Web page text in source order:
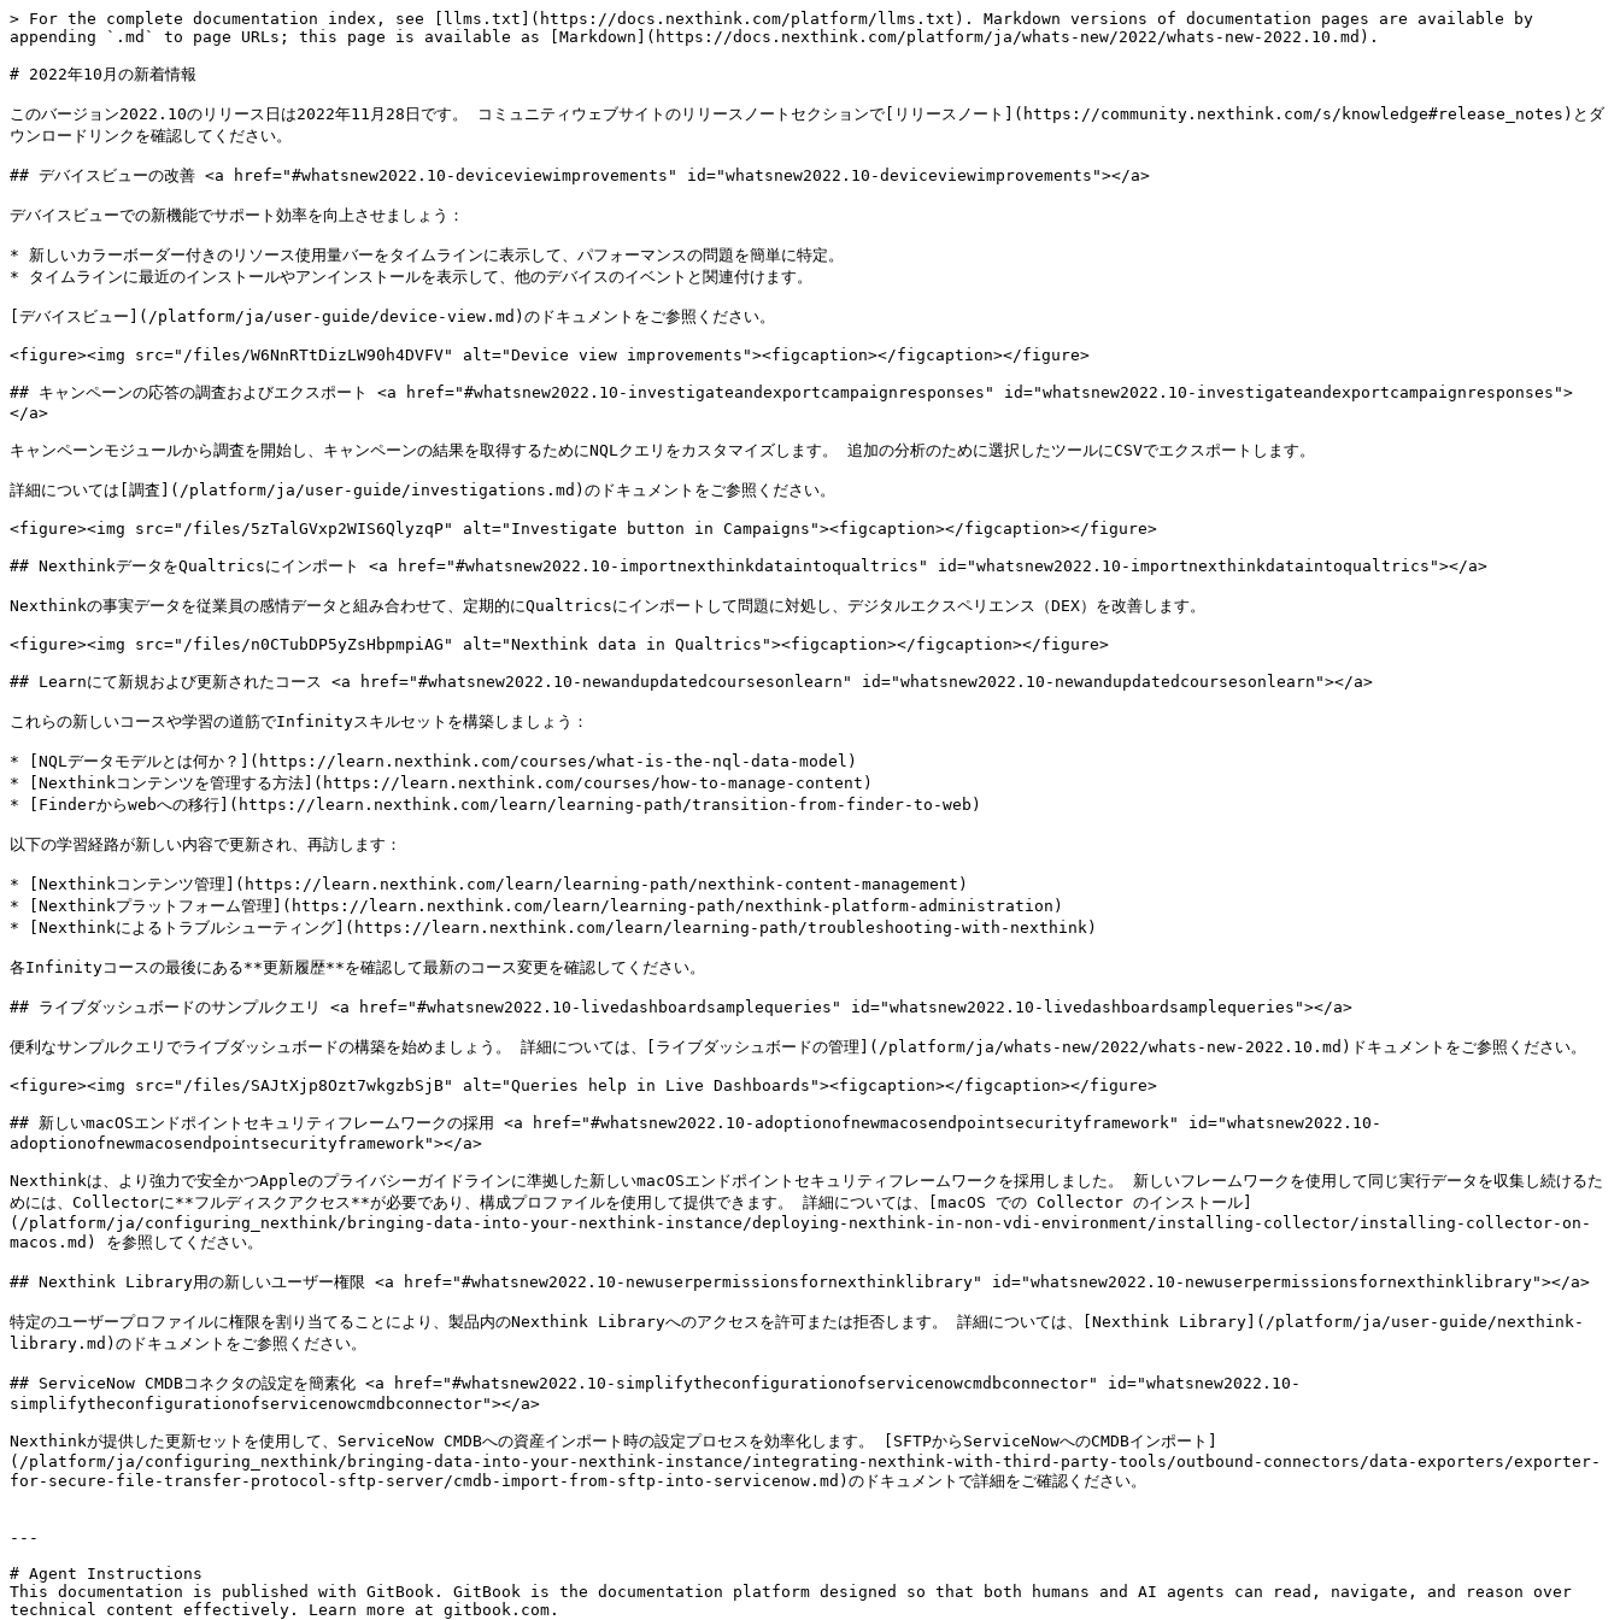
> For the complete documentation index, see [llms.txt](https://docs.nexthink.com/platform/llms.txt). Markdown versions of documentation pages are available by
appending `.md` to page URLs; this page is available as [Markdown](https://docs.nexthink.com/platform/ja/whats-new/2022/whats-new-2022.10.md).
# 2022年10月の新着情報
このバージョン2022.10のリリース日は2022年11月28日です。 コミュニティウェブサイトのリリースノートセクションで[リリースノート](https://community.nexthink.com/s/knowledge#release_notes)とダ
ウンロードリンクを確認してください。
## デバイスビューの改善 <a href="#whatsnew2022.10-deviceviewimprovements" id="whatsnew2022.10-deviceviewimprovements"></a>
デバイスビューでの新機能でサポート効率を向上させましょう：
* 新しいカラーボーダー付きのリソース使用量バーをタイムラインに表示して、パフォーマンスの問題を簡単に特定。
* タイムラインに最近のインストールやアンインストールを表示して、他のデバイスのイベントと関連付けます。
[デバイスビュー](/platform/ja/user-guide/device-view.md)のドキュメントをご参照ください。
<figure><img src="/files/W6NnRTtDizLW90h4DVFV" alt="Device view improvements"><figcaption></figcaption></figure>
## キャンペーンの応答の調査およびエクスポート <a href="#whatsnew2022.10-investigateandexportcampaignresponses" id="whatsnew2022.10-investigateandexportcampaignresponses">
</a>
キャンペーンモジュールから調査を開始し、キャンペーンの結果を取得するためにNQLクエリをカスタマイズします。 追加の分析のために選択したツールにCSVでエクスポートします。
詳細については[調査](/platform/ja/user-guide/investigations.md)のドキュメントをご参照ください。
<figure><img src="/files/5zTalGVxp2WIS6QlyzqP" alt="Investigate button in Campaigns"><figcaption></figcaption></figure>
## NexthinkデータをQualtricsにインポート <a href="#whatsnew2022.10-importnexthinkdataintoqualtrics" id="whatsnew2022.10-importnexthinkdataintoqualtrics"></a>
Nexthinkの事実データを従業員の感情データと組み合わせて、定期的にQualtricsにインポートして問題に対処し、デジタルエクスペリエンス（DEX）を改善します。
<figure><img src="/files/n0CTubDP5yZsHbpmpiAG" alt="Nexthink data in Qualtrics"><figcaption></figcaption></figure>
## Learnにて新規および更新されたコース <a href="#whatsnew2022.10-newandupdatedcoursesonlearn" id="whatsnew2022.10-newandupdatedcoursesonlearn"></a>
これらの新しいコースや学習の道筋でInfinityスキルセットを構築しましょう：
* [NQLデータモデルとは何か？](https://learn.nexthink.com/courses/what-is-the-nql-data-model)
* [Nexthinkコンテンツを管理する方法](https://learn.nexthink.com/courses/how-to-manage-content)
* [Finderからwebへの移行](https://learn.nexthink.com/learn/learning-path/transition-from-finder-to-web)
以下の学習経路が新しい内容で更新され、再訪します：
* [Nexthinkコンテンツ管理](https://learn.nexthink.com/learn/learning-path/nexthink-content-management)
* [Nexthinkプラットフォーム管理](https://learn.nexthink.com/learn/learning-path/nexthink-platform-administration)
* [Nexthinkによるトラブルシューティング](https://learn.nexthink.com/learn/learning-path/troubleshooting-with-nexthink)
各Infinityコースの最後にある**更新履歴**を確認して最新のコース変更を確認してください。
## ライブダッシュボードのサンプルクエリ <a href="#whatsnew2022.10-livedashboardsamplequeries" id="whatsnew2022.10-livedashboardsamplequeries"></a>
便利なサンプルクエリでライブダッシュボードの構築を始めましょう。 詳細については、[ライブダッシュボードの管理](/platform/ja/whats-new/2022/whats-new-2022.10.md)ドキュメントをご参照ください。
<figure><img src="/files/SAJtXjp8Ozt7wkgzbSjB" alt="Queries help in Live Dashboards"><figcaption></figcaption></figure>
## 新しいmacOSエンドポイントセキュリティフレームワークの採用 <a href="#whatsnew2022.10-adoptionofnewmacosendpointsecurityframework" id="whatsnew2022.10-
adoptionofnewmacosendpointsecurityframework"></a>
Nexthinkは、より強力で安全かつAppleのプライバシーガイドラインに準拠した新しいmacOSエンドポイントセキュリティフレームワークを採用しました。 新しいフレームワークを使用して同じ実行データを収集し続けるた
めには、Collectorに**フルディスクアクセス**が必要であり、構成プロファイルを使用して提供できます。 詳細については、[macOS での Collector のインストール]
(/platform/ja/configuring_nexthink/bringing-data-into-your-nexthink-instance/deploying-nexthink-in-non-vdi-environment/installing-collector/installing-collector-on-
macos.md) を参照してください。
## Nexthink Library用の新しいユーザー権限 <a href="#whatsnew2022.10-newuserpermissionsfornexthinklibrary" id="whatsnew2022.10-newuserpermissionsfornexthinklibrary"></a>
特定のユーザープロファイルに権限を割り当てることにより、製品内のNexthink Libraryへのアクセスを許可または拒否します。 詳細については、[Nexthink Library](/platform/ja/user-guide/nexthink-
library.md)のドキュメントをご参照ください。
## ServiceNow CMDBコネクタの設定を簡素化 <a href="#whatsnew2022.10-simplifytheconfigurationofservicenowcmdbconnector" id="whatsnew2022.10-
simplifytheconfigurationofservicenowcmdbconnector"></a>
Nexthinkが提供した更新セットを使用して、ServiceNow CMDBへの資産インポート時の設定プロセスを効率化します。 [SFTPからServiceNowへのCMDBインポート]
(/platform/ja/configuring_nexthink/bringing-data-into-your-nexthink-instance/integrating-nexthink-with-third-party-tools/outbound-connectors/data-exporters/exporter-
for-secure-file-transfer-protocol-sftp-server/cmdb-import-from-sftp-into-servicenow.md)のドキュメントで詳細をご確認ください。
---
# Agent Instructions
This documentation is published with GitBook. GitBook is the documentation platform designed so that both humans and AI agents can read, navigate, and reason over
technical content effectively. Learn more at gitbook.com.